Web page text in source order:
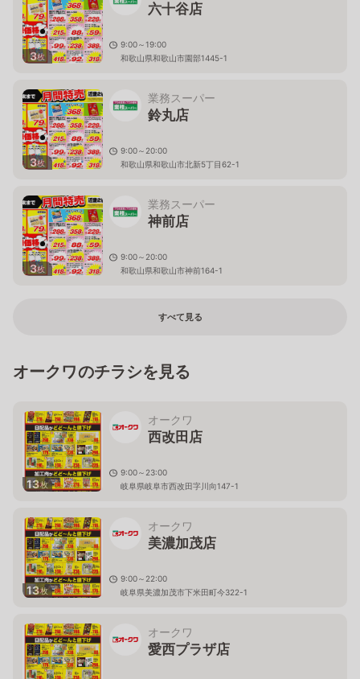
3枚
六十谷店
9:00～19:00
和歌山県和歌山市園部1445-1
3枚
業務スーパー
鈴丸店
9:00～20:00
和歌山県和歌山市北新5丁目62-1
3枚
業務スーパー
神前店
9:00～20:00
和歌山県和歌山市神前164-1
すべて見る
オークワのチラシを見る
13枚
オークワ
西改田店
9:00～23:00
岐阜県岐阜市西改田字川向147-1
13枚
オークワ
美濃加茂店
9:00～22:00
岐阜県美濃加茂市下米田町今322-1
オークワ
愛西プラザ店